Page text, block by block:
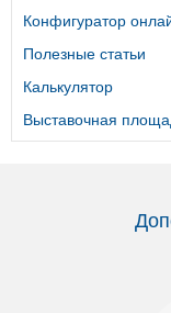
Конфигуратор
Полезные статьи
Калькулятор
Выставочная